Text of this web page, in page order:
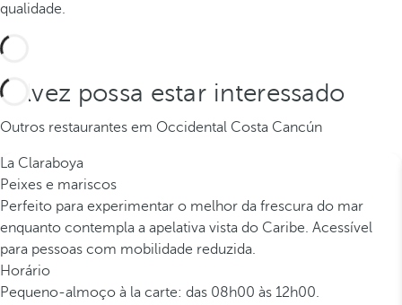
qualidade.
Talvez possa estar interessado
Outros restaurantes em Occidental Costa Cancún
La Claraboya
Peixes e mariscos
Perfeito para experimentar o melhor da frescura do mar
enquanto contempla a apelativa vista do Caribe. Acessível
para pessoas com mobilidade reduzida.
Horário
Pequeno-almoço à la carte: das 08h00 às 12h00.